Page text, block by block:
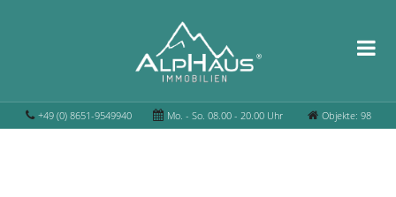
+49 (0) 8651-9549940 Mo. - So. 08.00 - 20.00 Uhr Objekte: 98